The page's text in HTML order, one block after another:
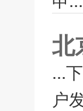
北
...
户